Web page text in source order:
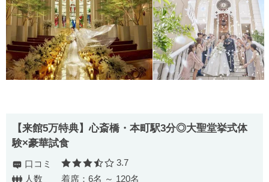
【来館5万特典】心斎橋・本町駅3分◎大聖堂挙式体
験×豪華試食
口コミ 口コミ評価
3.7
人数
着席：6名 ～ 120名